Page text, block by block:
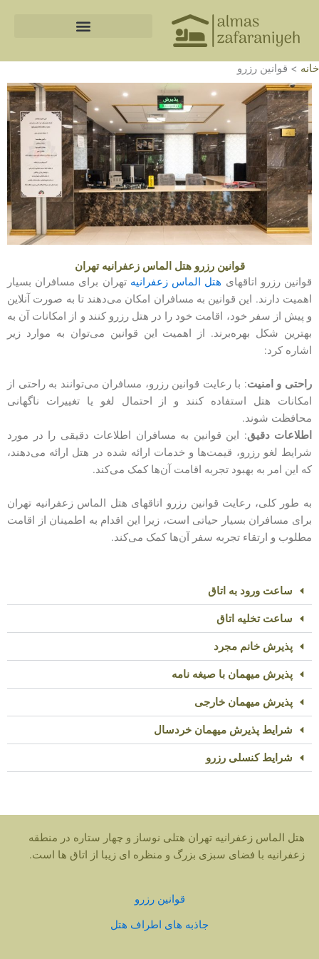
محتوا
خانه > قوانین رزرو
قوانین رزرو هتل الماس زعفرانیه تهران
قوانین رزرو اتاقهای هتل الماس زعفرانیه تهران برای مسافران بسیار
اهمیت دارند. این قوانین به مسافران امکان می‌دهند تا به صورت آنلاین
و پیش از سفر خود، اقامت خود را در هتل رزرو کنند و از امکانات آن به
بهترین شکل بهره‌برند. از اهمیت این قوانین می‌توان به موارد زیر
اشاره کرد:
راحتی و امنیت: با رعایت قوانین رزرو، مسافران می‌توانند به راحتی از
امکانات هتل استفاده کنند و از احتمال لغو یا تغییرات ناگهانی
محافظت شوند.
اطلاعات دقیق: این قوانین به مسافران اطلاعات دقیقی را در مورد
شرایط لغو رزرو، قیمت‌ها و خدمات ارائه شده در هتل ارائه می‌دهند،
که این امر به بهبود تجربه اقامت آن‌ها کمک می‌کند.
به طور کلی، رعایت قوانین رزرو اتاقهای هتل الماس زعفرانیه تهران
برای مسافران بسیار حیاتی است، زیرا این اقدام به اطمینان از اقامت
مطلوب و ارتقاء تجربه سفر آن‌ها کمک می‌کند.
ساعت ورود به اتاق
ساعت تخلیه اتاق
پذیرش خانم مجرد
پذیرش میهمان با صیغه نامه
پذیرش میهمان خارجی
شرایط پذیرش میهمان خردسال
شرایط کنسلی رزرو
هتل الماس زعفرانیه تهران هتلی نوساز و چهار ستاره در منطقه
زعفرانیه با فضای سبزی بزرگ و منظره ای زیبا از اتاق ها است.
قوانین رزرو
جاذبه های اطراف هتل